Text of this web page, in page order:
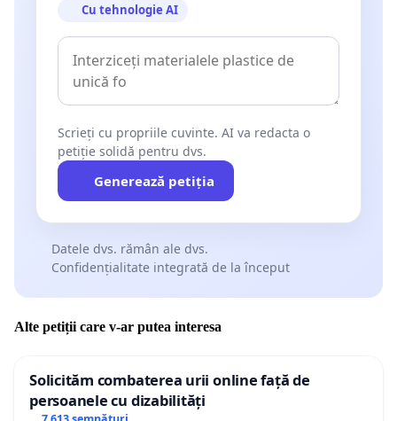
Cu tehnologie AI
Scrieți cu propriile cuvinte. AI va redacta o
petiție solidă pentru dvs.
Generează petiția
Datele dvs. rămân ale dvs.
Confidențialitate integrată de la început
Alte petiții care v-ar putea interesa
Solicităm combaterea urii online față de
persoanele cu dizabilități